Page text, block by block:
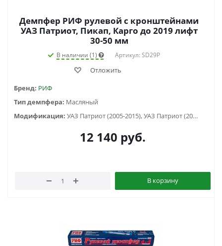
Демпфер РИФ рулевой с кронштейнами
УАЗ Патриот, Пикап, Карго до 2019 лифт
30-50 мм
В наличии (1) Артикул: SD29P
Отложить
Бренд: РИФ
Тип демпфера: Масляный
Модификация:
УАЗ Патриот (2005-2015), УАЗ Патриот (2015-2018), УАЗ Патриот пикап (2008-...)
12 140 руб.
В корзину